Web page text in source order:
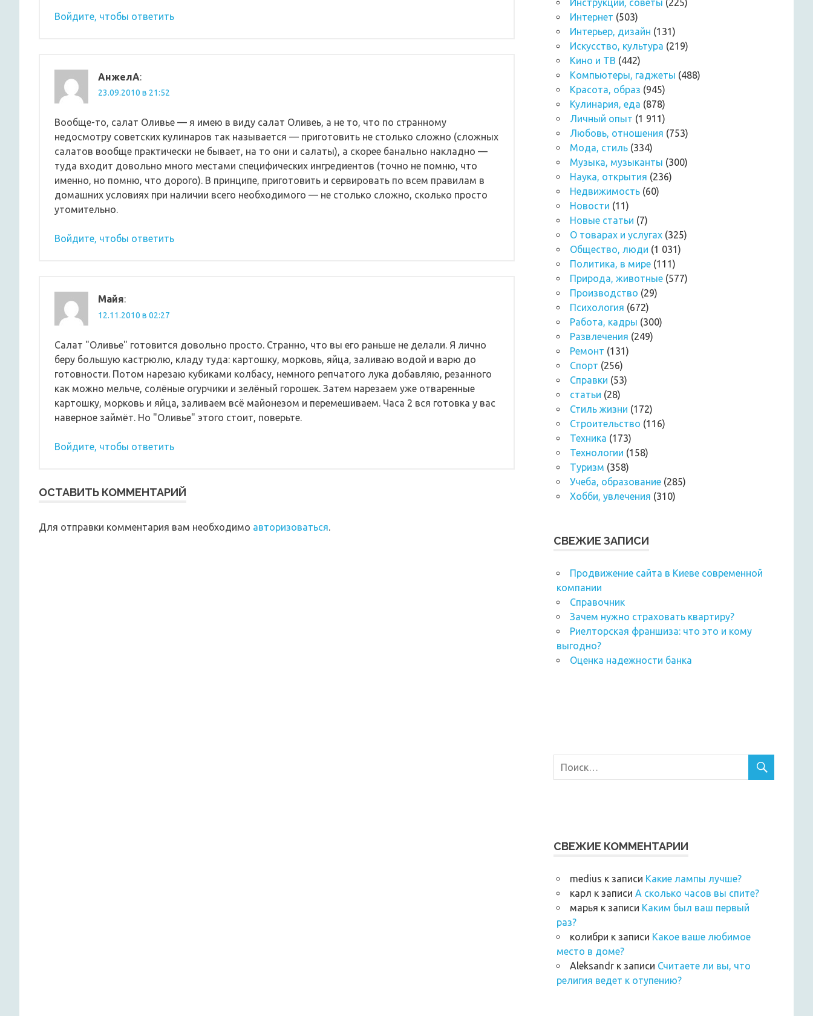
Войдите, чтобы ответить
АнжелА:
23.09.2010 в 21:52
Вообще-то, салат Оливье — я имею в виду салат Оливеь, а не то, что по странному
недосмотру советских кулинаров так называется — приготовить не столько сложно (сложных
салатов вообще практически не бывает, на то они и салаты), а скорее банально накладно —
туда входит довольно много местами специфических ингредиентов (точно не помню, что
именно, но помню, что дорого). В принципе, приготовить и сервировать по всем правилам в
домашних условиях при наличии всего необходимого — не столько сложно, сколько просто
утомительно.
Войдите, чтобы ответить
Майя:
12.11.2010 в 02:27
Салат "Оливье" готовится довольно просто. Странно, что вы его раньше не делали. Я лично
беру большую кастрюлю, кладу туда: картошку, морковь, яйца, заливаю водой и варю до
готовности. Потом нарезаю кубиками колбасу, немного репчатого лука добавляю, резанного
как можно мельче, солёные огурчики и зелёный горошек. Затем нарезаем уже отваренные
картошку, морковь и яйца, заливаем всё майонезом и перемешиваем. Часа 2 вся готовка у вас
наверное займёт. Но "Оливье" этого стоит, поверьте.
Войдите, чтобы ответить
ОСТАВИТЬ КОММЕНТАРИЙ
Для отправки комментария вам необходимо авторизоваться.
Интернет (503)
Интерьер, дизайн (131)
Искусство, культура (219)
Кино и ТВ (442)
Компьютеры, гаджеты (488)
Красота, образ (945)
Кулинария, еда (878)
Личный опыт (1 911)
Любовь, отношения (753)
Мода, стиль (334)
Музыка, музыканты (300)
Наука, открытия (236)
Недвижимость (60)
Новости (11)
Новые статьи (7)
О товарах и услугах (325)
Общество, люди (1 031)
Политика, в мире (111)
Природа, животные (577)
Производство (29)
Психология (672)
Работа, кадры (300)
Развлечения (249)
Ремонт (131)
Спорт (256)
Справки (53)
статьи (28)
Стиль жизни (172)
Строительство (116)
Техника (173)
Технологии (158)
Туризм (358)
Учеба, образование (285)
Хобби, увлечения (310)
СВЕЖИЕ ЗАПИСИ
Продвижение сайта в Киеве современной
компании
Справочник
Зачем нужно страховать квартиру?
Риелторская франшиза: что это и кому
выгодно?
Оценка надежности банка
СВЕЖИЕ КОММЕНТАРИИ
medius к записи Какие лампы лучше?
карл к записи А сколько часов вы спите?
марья к записи Каким был ваш первый
раз?
колибри к записи Какое ваше любимое
место в доме?
Аleksandr к записи Считаете ли вы, что
религия ведет к отупению?